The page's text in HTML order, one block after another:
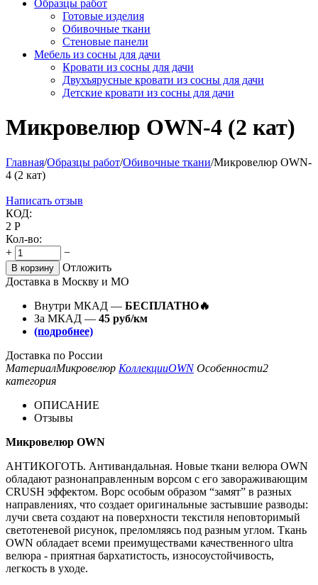
Образцы работ
Готовые изделия
Обивочные ткани
Стеновые панели
Мебель из сосны для дачи
Кровати из сосны для дачи
Двухъярусные кровати из сосны для дачи
Детские кровати из сосны для дачи
Микровелюр OWN-4 (2 кат)
Главная/Образцы работ/Обивочные ткани/Микровелюр OWN-
4 (2 кат)
Написать отзыв
КОД:
2 Р
Кол-во:
+
−
В корзину
Отложить
Доставка в Москву и МО
Внутри МКАД — БЕСПЛАТНО🔥
За МКАД — 45 руб/км
(подробнее)
Доставка по России
МатериалМикровелюр КоллекцииOWN Особенности2
категория
ОПИСАНИЕ
Отзывы
Микровелюр OWN
АНТИКОГОТЬ. Антивандальная. Новые ткани велюра OWN
обладают разнонаправленным ворсом с его завораживающим
CRUSH эффектом. Ворс особым образом “замят” в разных
направлениях, что создает оригинальные застывшие разводы:
лучи света создают на поверхности текстиля неповторимый
светотеневой рисунок, преломляясь под разным углом. Ткань
OWN обладает всеми преимуществами качественного ultra
велюра - приятная бархатистость, износоустойчивость,
легкость в уходе.